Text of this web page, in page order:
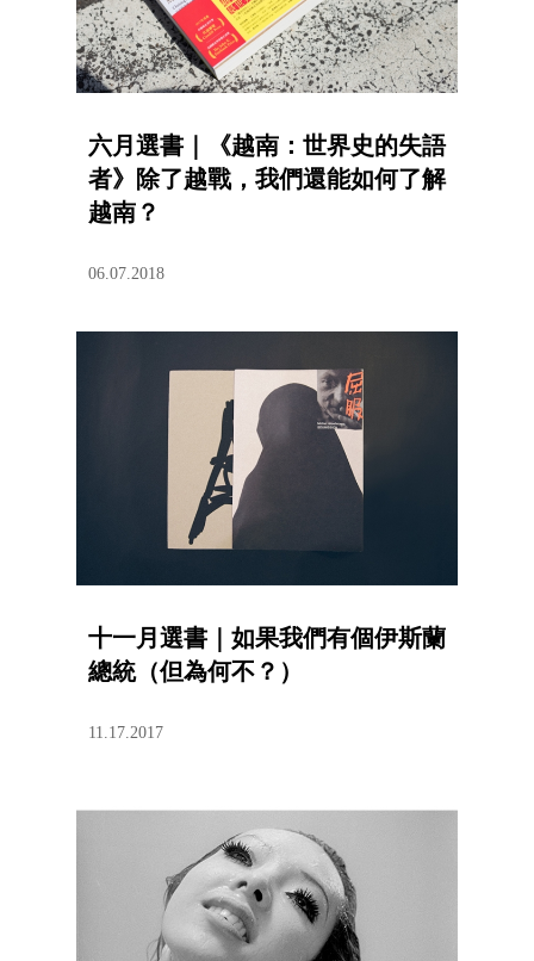
六月選書｜《越南：世界史的失語
者》除了越戰，我們還能如何了解
越南？
06.07.2018
十一月選書｜如果我們有個伊斯蘭
總統（但為何不？）
11.17.2017